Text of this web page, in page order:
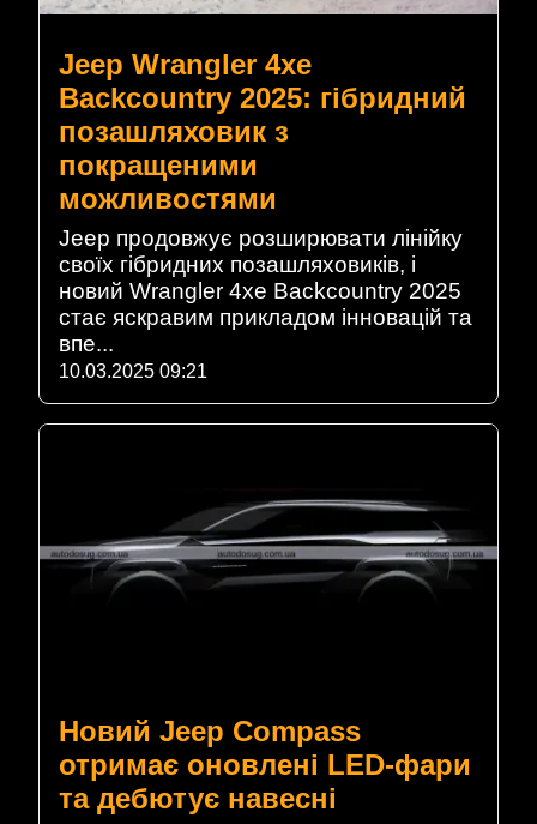
Jeep Wrangler 4xe
Backcountry 2025: гібридний
позашляховик з
покращеними
можливостями
Jeep продовжує розширювати лінійку
своїх гібридних позашляховиків, і
новий Wrangler 4xe Backcountry 2025
стає яскравим прикладом інновацій та
впе...
10.03.2025 09:21
Новий Jeep Compass
отримає оновлені LED-фари
та дебютує навесні